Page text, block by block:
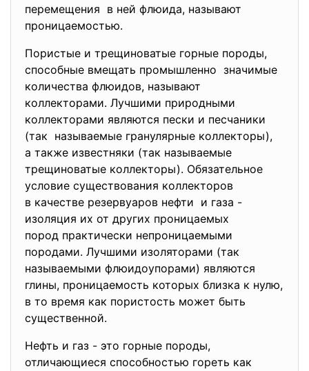
перемещения в ней флюида, называют
проницаемостью.
Пористые и трещиноватые горные породы,
способные вмещать промышленно значимые
количества флюидов, называют
коллекторами. Лучшими природными
коллекторами являются пески и песчаники
(так называемые гранулярные коллекторы),
а также известняки (так называемые
трещиноватые коллекторы). Обязательное
условие существования коллекторов
в качестве резервуаров нефти и газа -
изоляция их от других проницаемых
пород практически непроницаемыми
породами. Лучшими изоляторами (так
называемыми флюидоупорами) являются
глины, проницаемость которых близка к нулю,
в то время как пористость может быть
существенной.
Нефть и газ - это горные породы,
отличающиеся способностью гореть как